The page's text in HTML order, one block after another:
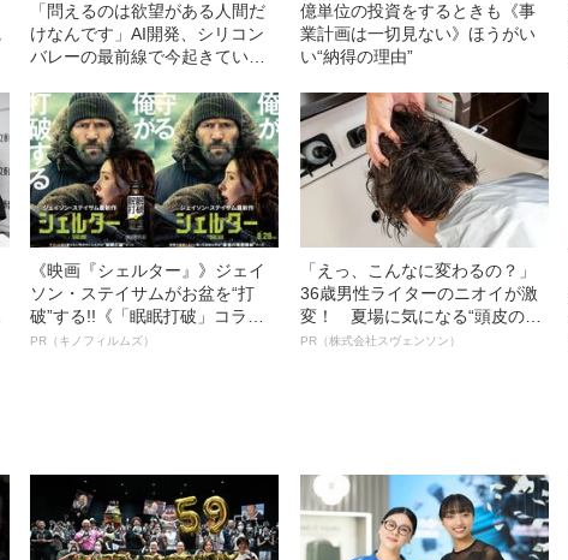
「問えるのは欲望がある人間だ
けなんです」AI開発、シリコン
バレーの最前線で今起きている
億単位の投資をするときも《事
業計画は一切見ない》ほうがい
い“納得の理由”
《映画『シェルター』》ジェイ
ソン・ステイサムがお盆を“打
破”する!!《「眠眠打破」コラ
ボ》
PR（キノフィルムズ）
「えっ、こんなに変わるの？」
36歳男性ライターのニオイが激
変！ 夏場に気になる“頭皮のニ
オイ”や“ベタつき”を解消す
PR（株式会社スヴェンソン）